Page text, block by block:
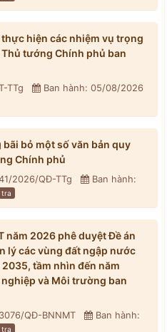
hiện các nhiệm vụ trọng
tướng Chính phủ ban
TTg
Ban hành: 05/08/2026
bỏ một số văn bản quy
Chính phủ
2026/QĐ-TTg
Ban hành:
tra
năm 2026 phê duyệt Đề án
lý các vùng đất ngập nước
tầm nhìn đến năm
và Môi trường ban
QĐ-BNNMT
Ban hành:
tra